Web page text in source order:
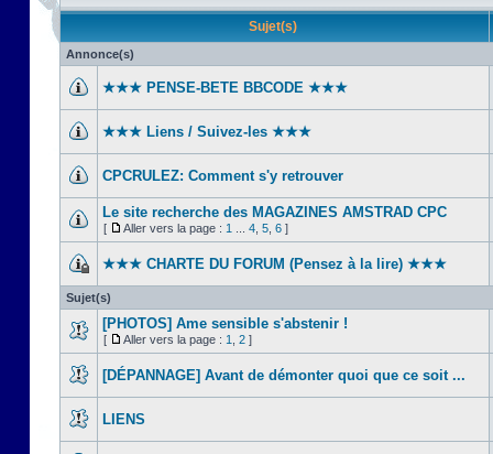
Sujet(s)
Annonce(s)
★★★ PENSE-BETE BBCODE ★★★
★★★ Liens / Suivez-les ★★★
CPCRULEZ: Comment s'y retrouver‎
Le site recherche des MAGAZINES AMSTRAD CPC
[ Aller vers la page : 1 4 5 6 ]
★★★ CHARTE DU FORUM (Pensez à la lire) ★★★
Sujet(s)
[PHOTOS] Ame sensible s'abstenir !
[ Aller vers la page : 1 2 ]
[DÉPANNAGE] Avant de démonter quoi que ce soit ...
LIENS